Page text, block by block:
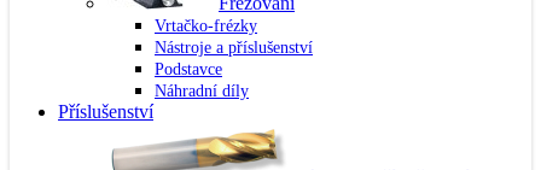
Vrtačko-frézky
Nástroje a příslušenství
Podstavce
Náhradní díly
Příslušenství